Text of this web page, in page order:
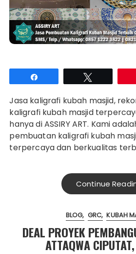
Jasa kaligrafi kubah masjid,
kaligrafi kubah masjid
hanya di ASSIRY ART. Kami
pembuatan kaligrafi kubah
terpercaya dan berkualitas
Continue
BLOG GRC KUBAH
DEAL PROYEK
ATTAQWA